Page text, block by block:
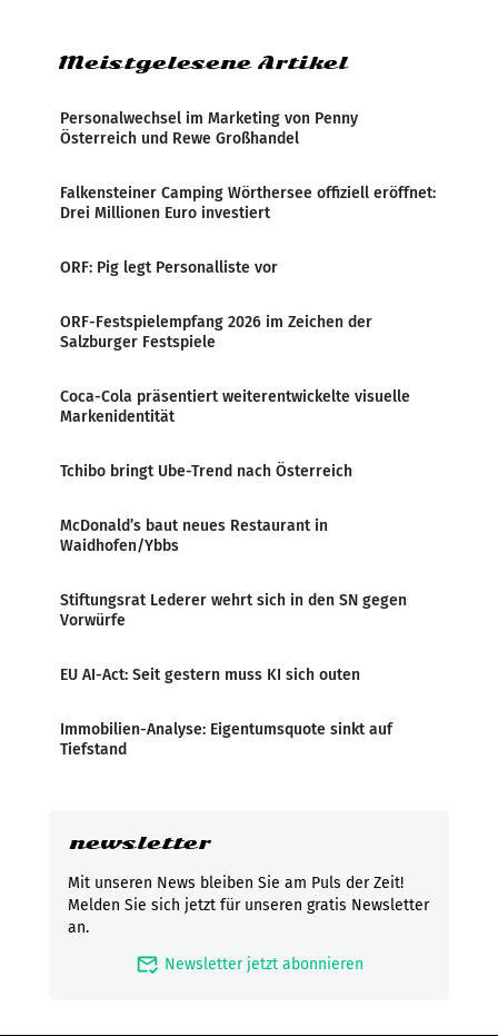
Meistgelesene Artikel
Personalwechsel im Marketing von Penny
Österreich und Rewe Großhandel
Falkensteiner Camping Wörthersee offiziell eröffnet:
Drei Millionen Euro investiert
ORF: Pig legt Personalliste vor
ORF-Festspielempfang 2026 im Zeichen der
Salzburger Festspiele
Coca-Cola präsentiert weiterentwickelte visuelle
Markenidentität
Tchibo bringt Ube-Trend nach Österreich
McDonald’s baut neues Restaurant in
Waidhofen/Ybbs
Stiftungsrat Lederer wehrt sich in den SN gegen
Vorwürfe
EU AI-Act: Seit gestern muss KI sich outen
Immobilien-Analyse: Eigentumsquote sinkt auf
Tiefstand
newsletter
Mit unseren News bleiben Sie am Puls der Zeit!
Melden Sie sich jetzt für unseren gratis Newsletter
an.
mark_email_read Newsletter jetzt abonnieren